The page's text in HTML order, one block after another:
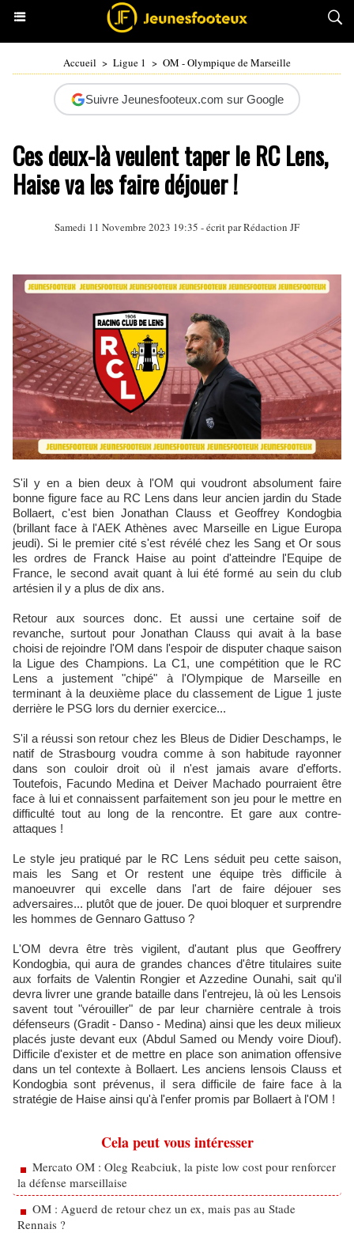
Accueil > Ligue 1 > OM - Olympique de Marseille
Suivre Jeunesfooteux.com sur Google
Ces deux-là veulent taper le RC Lens,
Haise va les faire déjouer !
Samedi 11 Novembre 2023 19:35 - écrit par Rédaction JF
S'il y en a bien deux à l'OM qui voudront absolument faire
bonne figure face au RC Lens dans leur ancien jardin du Stade
Bollaert, c'est bien Jonathan Clauss et Geoffrey Kondogbia
(brillant face à l'AEK Athènes avec Marseille en Ligue Europa
jeudi). Si le premier cité s'est révélé chez les Sang et Or sous
les ordres de Franck Haise au point d'atteindre l'Equipe de
France, le second avait quant à lui été formé au sein du club
artésien il y a plus de dix ans.
Retour aux sources donc. Et aussi une certaine soif de
revanche, surtout pour Jonathan Clauss qui avait à la base
choisi de rejoindre l'OM dans l'espoir de disputer chaque saison
la Ligue des Champions. La C1, une compétition que le RC
Lens a justement "chipé" à l'Olympique de Marseille en
terminant à la deuxième place du classement de Ligue 1 juste
derrière le PSG lors du dernier exercice...
S'il a réussi son retour chez les Bleus de Didier Deschamps, le
natif de Strasbourg voudra comme à son habitude rayonner
dans son couloir droit où il n'est jamais avare d'efforts.
Toutefois, Facundo Medina et Deiver Machado pourraient être
face à lui et connaissent parfaitement son jeu pour le mettre en
difficulté tout au long de la rencontre. Et gare aux contre-
attaques !
Le style jeu pratiqué par le RC Lens séduit peu cette saison,
mais les Sang et Or restent une équipe très difficile à
manoeuvrer qui excelle dans l'art de faire déjouer ses
adversaires... plutôt que de jouer. De quoi bloquer et surprendre
les hommes de Gennaro Gattuso ?
L'OM devra être très vigilent, d'autant plus que Geoffrery
Kondogbia, qui aura de grandes chances d'être titulaires suite
aux forfaits de Valentin Rongier et Azzedine Ounahi, sait qu'il
devra livrer une grande bataille dans l'entrejeu, là où les Lensois
savent tout "vérouiller" de par leur charnière centrale à trois
défenseurs (Gradit - Danso - Medina) ainsi que les deux milieux
placés juste devant eux (Abdul Samed ou Mendy voire Diouf).
Difficile d'exister et de mettre en place son animation offensive
dans un tel contexte à Bollaert. Les anciens lensois Clauss et
Kondogbia sont prévenus, il sera difficile de faire face à la
stratégie de Haise ainsi qu'à l'enfer promis par Bollaert à l'OM !
Cela peut vous intéresser
Mercato OM : Oleg Reabciuk, la piste low cost pour renforcer
la défense marseillaise
OM : Aguerd de retour chez un ex, mais pas au Stade
Rennais ?